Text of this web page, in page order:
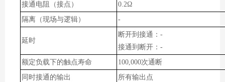
接通电阻（接点）
0.2Ω
隔离（现场与逻辑）
-
延时
断开到接通： -
接通到断开： -
额定负载下的触点寿命
100,000次通断
同时接通的输出
所有输出点